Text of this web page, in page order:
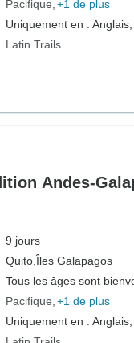
Pacifique +1 de plus
Uniquement en :
Latin Trails
Andes-
9 jours
Quito, Îles Galapagos
Tous les âges sont
Pacifique +1 de plus
Uniquement en : Anglais,